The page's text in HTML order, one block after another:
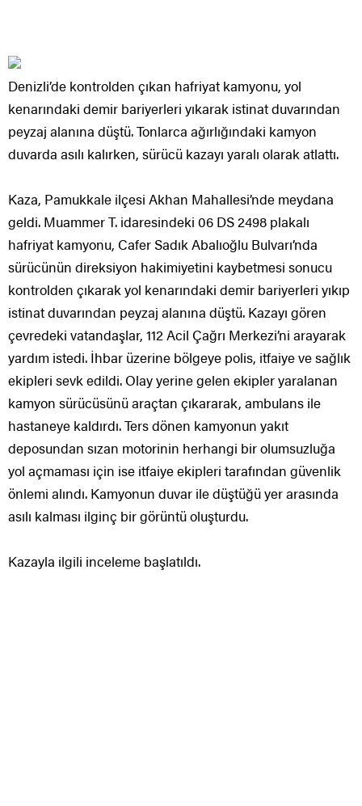
Denizli’de kontrolden çıkan hafriyat kamyonu, yol
kenarındaki demir bariyerleri yıkarak istinat duvarından
peyzaj alanına düştü. Tonlarca ağırlığındaki kamyon
duvarda asılı kalırken, sürücü kazayı yaralı olarak atlattı.
Kaza, Pamukkale ilçesi Akhan Mahallesi’nde meydana
geldi. Muammer T. idaresindeki 06 DS 2498 plakalı
hafriyat kamyonu, Cafer Sadık Abalıoğlu Bulvarı’nda
sürücünün direksiyon hakimiyetini kaybetmesi sonucu
kontrolden çıkarak yol kenarındaki demir bariyerleri yıkıp
istinat duvarından peyzaj alanına düştü. Kazayı gören
çevredeki vatandaşlar, 112 Acil Çağrı Merkezi’ni arayarak
yardım istedi. İhbar üzerine bölgeye polis, itfaiye ve sağlık
ekipleri sevk edildi. Olay yerine gelen ekipler yaralanan
kamyon sürücüsünü araçtan çıkararak, ambulans ile
hastaneye kaldırdı. Ters dönen kamyonun yakıt
deposundan sızan motorinin herhangi bir olumsuzluğa
yol açmaması için ise itfaiye ekipleri tarafından güvenlik
önlemi alındı. Kamyonun duvar ile düştüğü yer arasında
asılı kalması ilginç bir görüntü oluşturdu.
Kazayla ilgili inceleme başlatıldı.